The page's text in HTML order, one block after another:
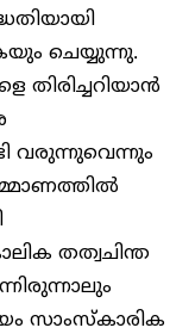
ചെയ്യുന്നു.
തിരിച്ചറിയാൻ
വരുന്നുവെന്നും
തത്വചിന്ത
സാംസ്കാരിക